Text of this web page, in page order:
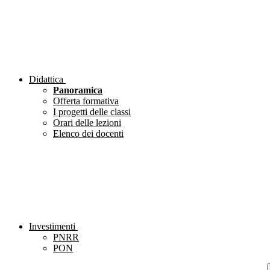
Didattica
Panoramica
Offerta formativa
I progetti delle classi
Orari delle lezioni
Elenco dei docenti
Investimenti
PNRR
PON